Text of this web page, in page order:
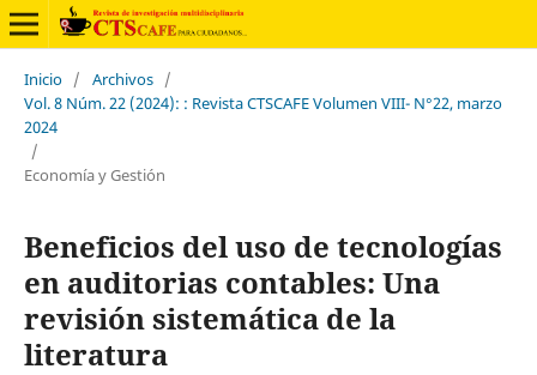
Inicio / Archivos /
Vol. 8 Núm. 22 (2024): : Revista CTSCAFE Volumen VIII- N°22, marzo
2024
/
Economía y Gestión
Beneficios del uso de tecnologías
en auditorias contables: Una
revisión sistemática de la
literatura